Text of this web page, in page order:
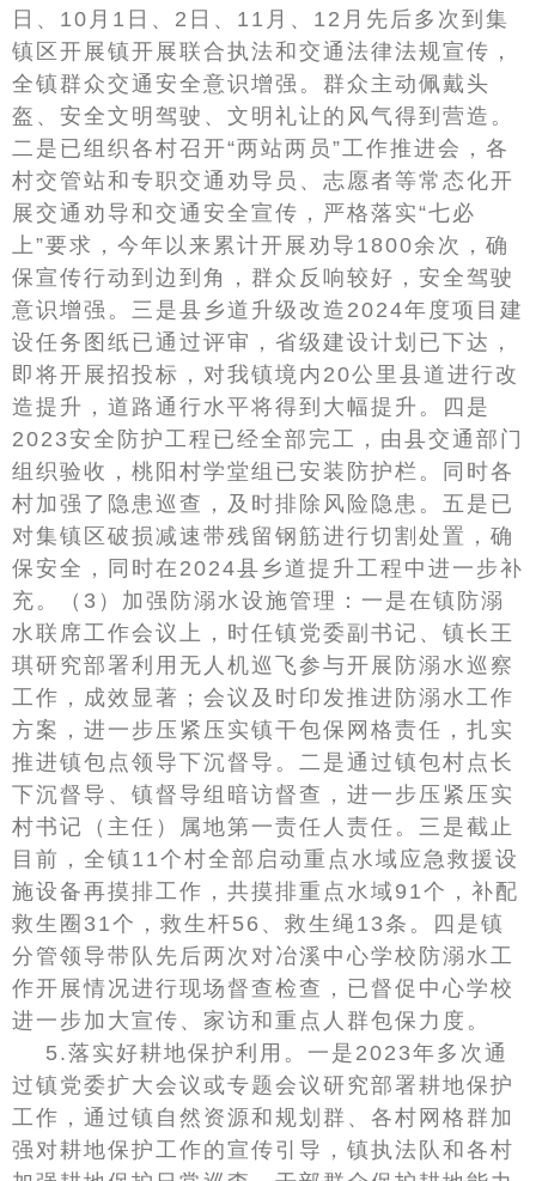
日、10月1日、2日、11月、12月先后多次到集
镇区开展镇开展联合执法和交通法律法规宣传，
全镇群众交通安全意识增强。群众主动佩戴头
盔、安全文明驾驶、文明礼让的风气得到营造。
二是已组织各村召开“两站两员”工作推进会，各
村交管站和专职交通劝导员、志愿者等常态化开
展交通劝导和交通安全宣传，严格落实“七必
上”要求，今年以来累计开展劝导1800余次，确
保宣传行动到边到角，群众反响较好，安全驾驶
意识增强。三是县乡道升级改造2024年度项目建
设任务图纸已通过评审，省级建设计划已下达，
即将开展招投标，对我镇境内20公里县道进行改
造提升，道路通行水平将得到大幅提升。四是
2023安全防护工程已经全部完工，由县交通部门
组织验收，桃阳村学堂组已安装防护栏。同时各
村加强了隐患巡查，及时排除风险隐患。五是已
对集镇区破损减速带残留钢筋进行切割处置，确
保安全，同时在2024县乡道提升工程中进一步补
充。（3）加强防溺水设施管理：一是在镇防溺
水联席工作会议上，时任镇党委副书记、镇长王
琪研究部署利用无人机巡飞参与开展防溺水巡察
工作，成效显著；会议及时印发推进防溺水工作
方案，进一步压紧压实镇干包保网格责任，扎实
推进镇包点领导下沉督导。二是通过镇包村点长
下沉督导、镇督导组暗访督查，进一步压紧压实
村书记（主任）属地第一责任人责任。三是截止
目前，全镇11个村全部启动重点水域应急救援设
施设备再摸排工作，共摸排重点水域91个，补配
救生圈31个，救生杆56、救生绳13条。四是镇
分管领导带队先后两次对冶溪中心学校防溺水工
作开展情况进行现场督查检查，已督促中心学校
进一步加大宣传、家访和重点人群包保力度。
5.落实好耕地保护利用。一是2023年多次通
过镇党委扩大会议或专题会议研究部署耕地保护
工作，通过镇自然资源和规划群、各村网格群加
强对耕地保护工作的宣传引导，镇执法队和各村